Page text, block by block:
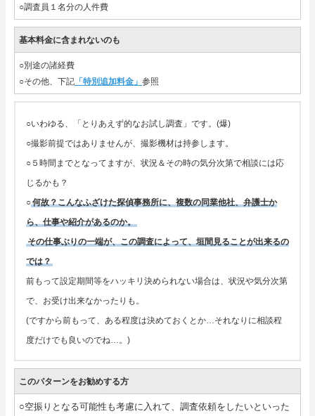
○調査員１名分の人件費
基本料金に含まれないのも
○別途の諸経費
○その他、下記 「特別追加料金」 参照
○いわゆる、「とりあえず的なお試し調査」です。(爆)
○撮影前提ではありませんが、撮影機材は持参します。
○５時間までとなってますが、状況＆その時の気分次第で相談には応
じるかも？
○何故？こんなふざけた探偵事務所に、複数の同業他社、弁護士か
ら、仕事や紹介があるのか。
その仕事ぶりの一端が、この調査によって、垣間見ることが出来るの
では？
前もって設定期間等をハッキリ決められない場合は、状況や気分次第
で、お受け出来なかったりも。
(ですから前もって、ある程度は決めておくとか…それなりに相談程
度だけでも良いのでね…。)
このパターンをお勧めする方
○空振りとなる可能性も考慮に入れて、調査依頼をしたいといった